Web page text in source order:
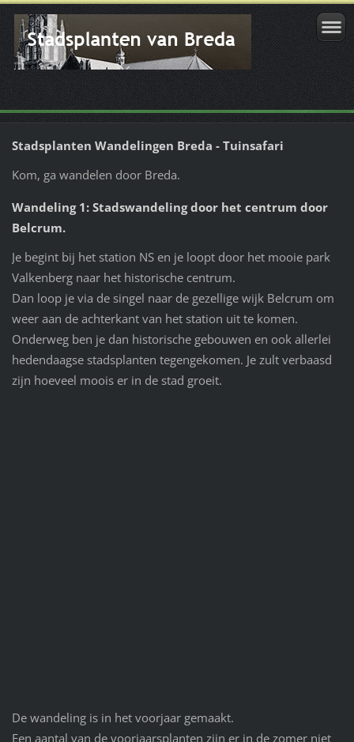
Stadsplanten Wandelingen Breda - Tuinsafari
Kom, ga wandelen door Breda.
Wandeling 1: Stadswandeling door het centrum door
Belcrum.
Je begint bij het station NS en je loopt door het mooie park
Valkenberg naar het historische centrum.
Dan loop je via de singel naar de gezellige wijk Belcrum om
weer aan de achterkant van het station uit te komen.
Onderweg ben je dan historische gebouwen en ook allerlei
hedendaagse stadsplanten tegengekomen. Je zult verbaasd
zijn hoeveel moois er in de stad groeit.
De wandeling is in het voorjaar gemaakt.
Een aantal van de voorjaarsplanten zijn er in de zomer niet